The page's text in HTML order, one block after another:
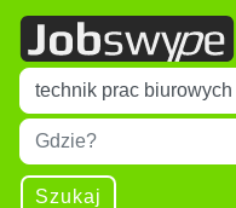
Title
Type 1 or more
Miejscowość
Type 1 or more
Szukaj